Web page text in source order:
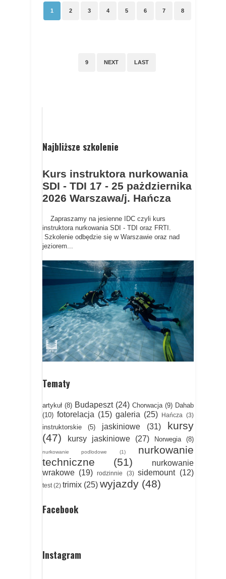
1 2 3 4 5 6 7 8
9 NEXT LAST
Najbliższe szkolenie
Kurs instruktora nurkowania
SDI - TDI 17 - 25 pażdziernika
2026 Warszawa/j. Hańcza
Zapraszamy na jesienne IDC czyli kurs
instruktora nurkowania SDI - TDI oraz FRTI.
Szkolenie odbędzie się w Warszawie oraz nad
jeziorem...
Tematy
artykuł (8) Budapeszt (24) Chorwacja (9) Dahab
(10) fotorelacja (15) galeria (25) Hańcza (3)
instruktorskie (5) jaskiniowe (31)
kursy
(47)
kursy jaskiniowe (27) Norwegia (8)
nurkowanie podlodowe (1)
nurkowanie
techniczne
(51)
nurkowanie
wrakowe (19) rodzinnie (3) sidemount (12)
test (2) trimix (25) wyjazdy (48)
Facebook
Instagram